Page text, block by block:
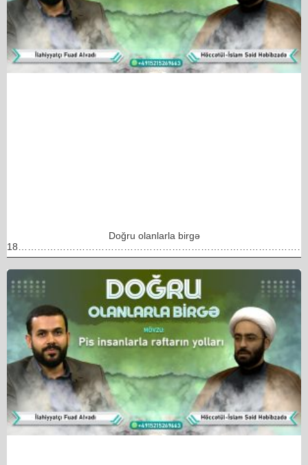
Doğru olanlarla birgə